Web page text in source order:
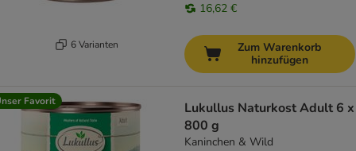
6 Varianten
16,62 €
Zum Warenkorb
hinzufügen
Favorit
Lukullus Naturkost Adult 6 x
800 g
Kaninchen & Wild